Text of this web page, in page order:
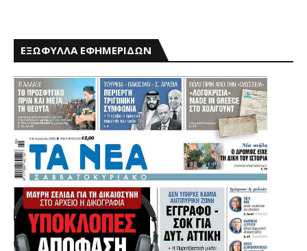
ΕΞΩΦΥΛΛΑ ΕΦΗΜΕΡΙΔΩΝ